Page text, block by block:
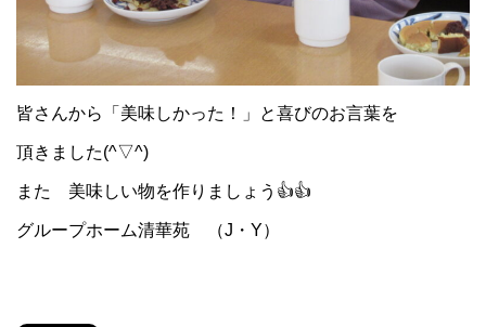
皆さんから「美味しかった！」と喜びのお言葉を
頂きました(^▽^)
また 美味しい物を作りましょう👍👍
グループホーム清華苑 （J・Y）